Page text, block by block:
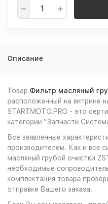
Описание
Товар Фильтр масляный
расположенный на витрине
STARTMOTO.PRO - это
категории "Запчасти
Все заявленные
производителем. Как и все
масляный грубой очистки
необходимые
комплектация товара
отправке Вашего заказа.